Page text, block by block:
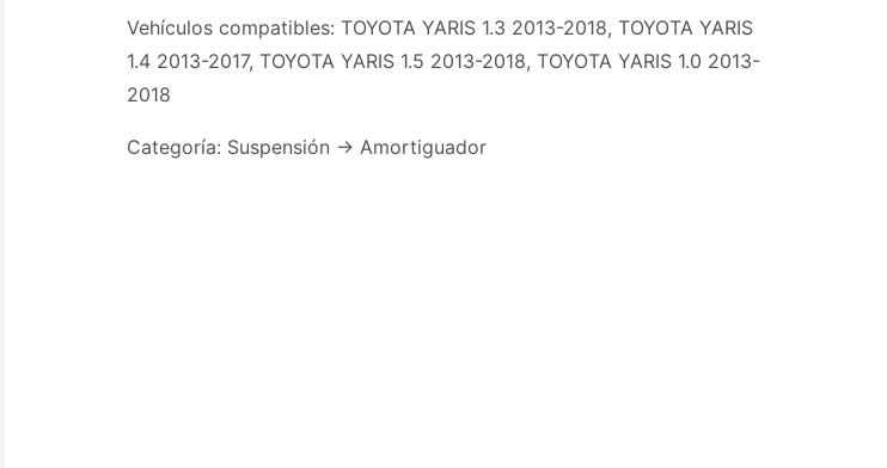
Vehículos compatibles: TOYOTA YARIS 1.3 2013-2018, TOYOTA YARIS
1.4 2013-2017, TOYOTA YARIS 1.5 2013-2018, TOYOTA YARIS 1.0 2013-
2018
Categoría: Suspensión -> Amortiguador